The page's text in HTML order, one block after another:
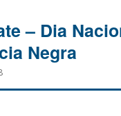
– Dia
Negra